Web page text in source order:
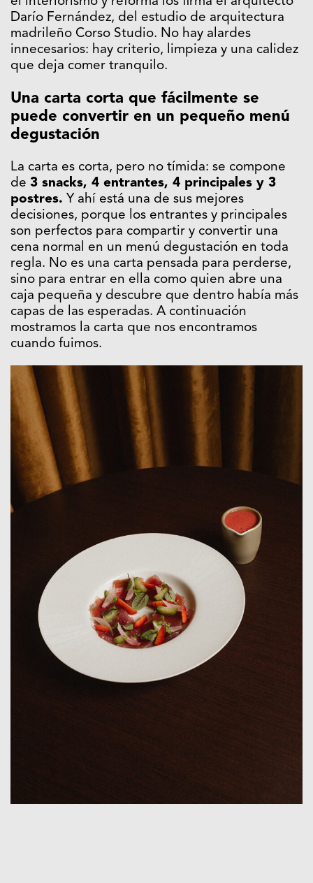
Darío Fernández, del estudio de arquitectura
madrileño Corso Studio. No hay alardes
innecesarios: hay criterio, limpieza y una calidez
que deja comer tranquilo.
Una carta corta que fácilmente se
puede convertir en un pequeño menú
degustación
La carta es corta, pero no tímida: se compone
de 3 snacks, 4 entrantes, 4 principales y 3
postres. Y ahí está una de sus mejores
decisiones, porque los entrantes y principales
son perfectos para compartir y convertir una
cena normal en un menú degustación en toda
regla. No es una carta pensada para perderse,
sino para entrar en ella como quien abre una
caja pequeña y descubre que dentro había más
capas de las esperadas. A continuación
mostramos la carta que nos encontramos
cuando fuimos.